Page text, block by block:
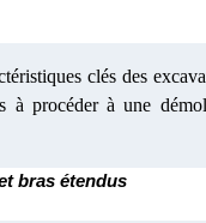
clés des
à procéder à une
bras étendus